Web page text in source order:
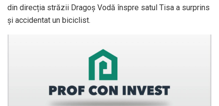
din direcția străzii Dragoș Vodă înspre satul Tisa a surprins
și accidentat un biciclist.